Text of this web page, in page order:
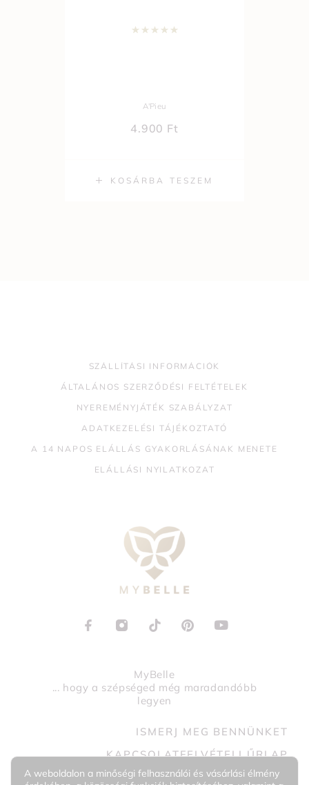
KOSÁRBA TESZEM
A'Pieu
4.900 Ft
SZÁLLÍTÁSI INFORMÁCIÓK
ÁLTALÁNOS SZERZŐDÉSI FELTÉTELEK
NYEREMÉNYJÁTÉK SZABÁLYZAT
ADATKEZELÉSI TÁJÉKOZTATÓ
A 14 NAPOS ELÁLLÁS GYAKORLÁSÁNAK MENETE
ELÁLLÁSI NYILATKOZAT
MyBelle
... hogy a szépséged még maradandóbb
legyen
ISMERJ MEG BENNÜNKET
KAPCSOLATFELVÉTELI ŰRLAP
+36 30 0987444
A weboldalon a minőségi felhasználói és vásárlási élmény